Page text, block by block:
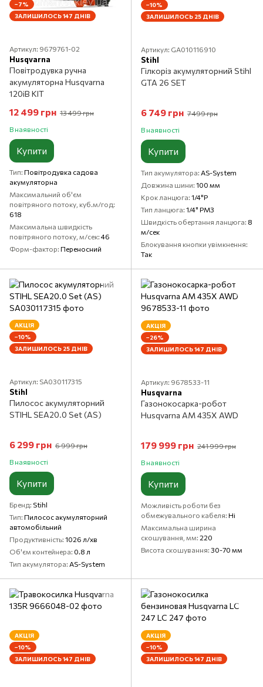
−7%
ЗАЛИШИЛОСЬ 147 ДНІВ
Артикул: 9679761-02
Husqvarna
Повітродувка ручна
акумуляторна Husqvarna
120iB KIT
12 499 грн 13 499 грн
В наявності
Купити
Тип Повітродувка садова
акумуляторна
Максимальний об'єм
повітряного потоку, куб.м/год
618
Максимальна швидкість
повітряного потоку, м/сек 46
Форм-фактор Переносний
−10%
ЗАЛИШИЛОСЬ 25 ДНІВ
Артикул: GA010116910
Stihl
Гілкоріз акумуляторний Stihl
GTA 26 SET
6 749 грн 7 499 грн
В наявності
Купити
Тип акумулятора AS-System
Довжина шини 100 мм
Крок ланцюга 1/4"P
Тип ланцюга 1/4" PM3
Швидкість обертання ланцюга 8
м/сек
Блокування кнопки увімкнення
Так
АКЦІЯ
−10%
ЗАЛИШИЛОСЬ 25 ДНІВ
Артикул: SA030117315
Stihl
Пилосос акумуляторний
STIHL SEA20.0 Set (AS)
6 299 грн 6 999 грн
В наявності
Купити
Бренд Stihl
Тип Пилосос акумуляторний
автомобільний
Продуктивність 1026 л/хв
Об'єм контейнера 0.8 л
Тип акумулятора AS-System
АКЦІЯ
−26%
ЗАЛИШИЛОСЬ 147 ДНІВ
Артикул: 9678533-11
Husqvarna
Газонокосарка-робот
Husqvarna AM 435X AWD
179 999 грн 241 999 грн
В наявності
Купити
Можливість роботи без
обмежувального кабеля Ні
Максимальна ширина
скошування, мм 220
Висота скошування 30-70 мм
АКЦІЯ
−10%
ЗАЛИШИЛОСЬ 147 ДНІВ
АКЦІЯ
−10%
ЗАЛИШИЛОСЬ 147 ДНІВ